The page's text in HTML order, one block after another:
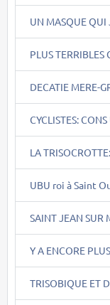
UN MASQUE QUI
PLUS
DECATIE MERE-
CYCLISTES:
LA
UBU roi à Saint
SAINT JEAN SUR
Y A ENCORE
TRISOBIQUE ET